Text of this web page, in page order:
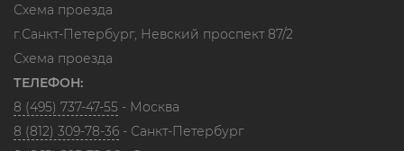
Схема проезда
г.Санкт-Петербург, Невский проспект 87/2
Схема проезда
ТЕЛЕФОН:
8 (495) 737-47-55 - Москва
8 (812) 309-78-36 - Санкт-Петербург